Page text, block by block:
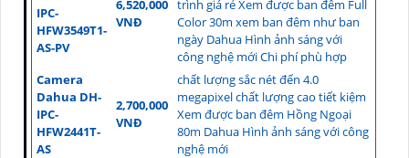
IPC-
HFW3549T1-
AS-PV
6,520,000
VNĐ
trình giá rẻ Xem được ban đêm Full
Color 30m xem ban đêm như ban
ngày Dahua Hình ảnh sáng với
công nghệ mới Chi phí phù hợp
Camera
Dahua DH-
IPC-
HFW2441T-
AS
2,700,000
VNĐ
chất lượng sắc nét đến 4.0
megapixel chất lượng cao tiết kiệm
Xem được ban đêm Hồng Ngoại
80m Dahua Hình ảnh sáng với công
nghệ mới